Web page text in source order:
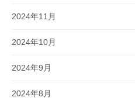
2024年11月
2024年10月
2024年9月
2024年8月